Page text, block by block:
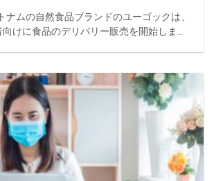
ムの自然食品ブランドのユーゴックは、
けに食品のデリバリー販売を開始しまし